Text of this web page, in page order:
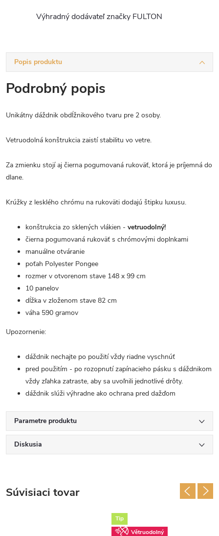
Výhradný dodávateľ značky FULTON
Popis produktu
Podrobný popis
Unikátny dáždnik obdĺžnikového tvaru pre 2 osoby.
Vetruodolná konštrukcia zaistí stabilitu vo vetre.
Za zmienku stojí aj čierna pogumovaná rukoväť, ktorá je príjemná do
dlane.
Krúžky z lesklého chrómu na rukoväti dodajú štipku luxusu.
konštrukcia zo sklených vlákien - vetruodolný!
čierna pogumovaná rukoväť s chrómovými doplnkami
manuálne otváranie
poťah Polyester Pongee
rozmer v otvorenom stave 148 x 99 cm
10 panelov
dĺžka v zloženom stave 82 cm
váha 590 gramov
Upozornenie:
dáždnik nechajte po použití vždy riadne vyschnúť
pred použitím - po rozopnutí zapínacieho pásku s dáždnikom
vždy zľahka zatraste, aby sa uvoľnili jednotlivé drôty.
dáždnik slúži výhradne ako ochrana pred dažďom
Parametre produktu
Diskusia
Súvisiaci tovar
Tip
Větruodolný